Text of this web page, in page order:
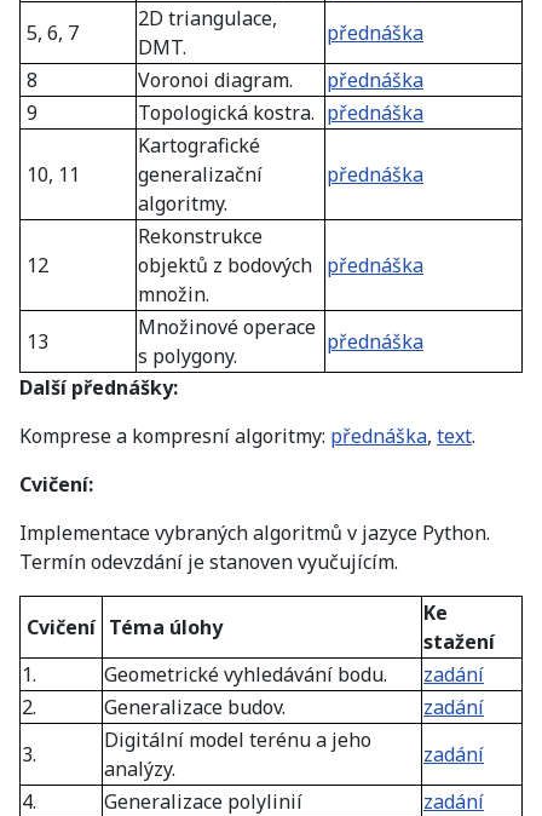
5, 6, 7
2D triangulace,
DMT.
přednáška
8
Voronoi diagram.
přednáška
9
Topologická kostra. přednáška
10, 11
Kartografické
generalizační
algoritmy.
přednáška
12
Rekonstrukce
objektů z bodových
množin.
přednáška
13
Množinové operace
s polygony.
přednáška
Další přednášky:
Komprese a kompresní algoritmy: přednáška, text.
Cvičení:
Implementace vybraných algoritmů v jazyce Python.
Termín odevzdání je stanoven vyučujícím.
Cvičení Téma úlohy
Ke
stažení
1.
Geometrické vyhledávání bodu.
zadání
2.
Generalizace budov.
zadání
3.
Digitální model terénu a jeho
analýzy.
zadání
4.
Generalizace polylinií zadání